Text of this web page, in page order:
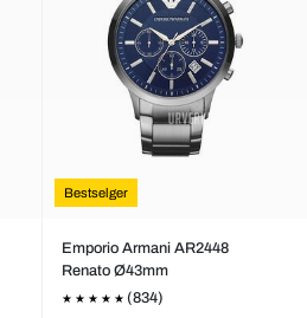
Bestselger
Emporio Armani AR2448
Renato Ø43mm
(834)